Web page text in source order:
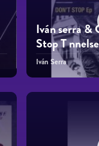
Iván serra &
Stop T
Iván Serra